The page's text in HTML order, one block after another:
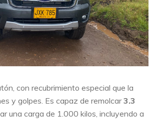
con recubrimiento especial que la
y golpes. Es capaz de remolcar3.3
una carga de 1.000 kilos, incluyendo a